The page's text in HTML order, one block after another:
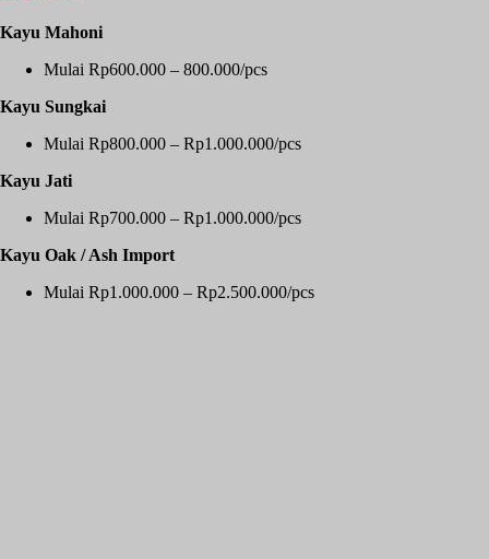
Kayu Mahoni
Mulai Rp600.000 – 800.000/pcs
Kayu Sungkai
Mulai Rp800.000 – Rp1.000.000/pcs
Kayu Jati
Mulai Rp700.000 – Rp1.000.000/pcs
Kayu Oak / Ash Import
Mulai Rp1.000.000 – Rp2.500.000/pcs